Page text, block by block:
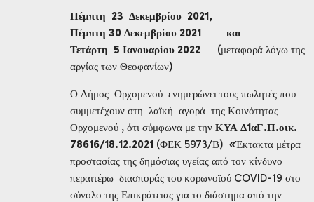
Πέμπτη 23 Δεκεμβρίου 2021,
Πέμπτη 30 Δεκεμβρίου 2021 και
Τετάρτη 5 Ιανουαρίου 2022 (μεταφορά λόγω της
αργίας των Θεοφανίων)
Ο Δήμος Ορχομενού ενημερώνει τους πωλητές που
συμμετέχουν στη λαϊκή αγορά της Κοινότητας
Ορχομενού , ότι σύμφωνα με την ΚΥΑ Δ1αΓ.Π.οικ.
78616/18.12.2021 (ΦΕΚ 5973/Β) «Έκτακτα μέτρα
προστασίας της δημόσιας υγείας από τον κίνδυνο
περαιτέρω διασποράς του κορωνοϊού COVID-19 στο
σύνολο της Επικράτειας για το διάστημα από την